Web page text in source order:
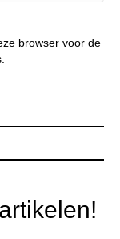
browser voor de